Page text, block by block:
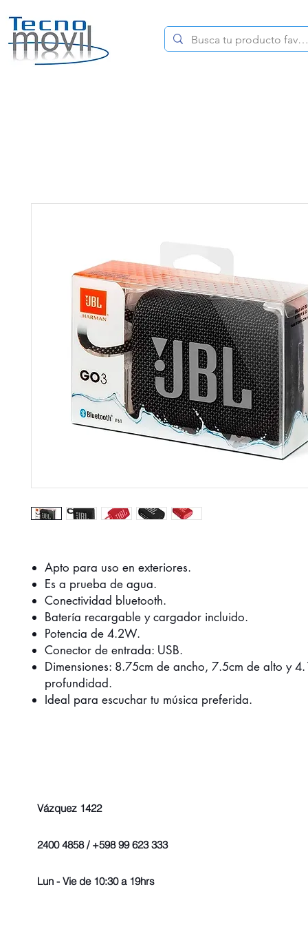
Apto para uso en exteriores.
Es a prueba de agua.
Conectividad bluetooth.
Batería recargable y cargador incluido.
Potencia de 4.2W.
Conector de entrada: USB.
Dimensiones: 8.75cm de ancho, 7.5cm de alto y
profundidad.
Ideal para escuchar tu música preferida.
Vázquez 1422
2400 4858 / +598 99 623 333
Lun - Vie de 10:30 a 19hrs